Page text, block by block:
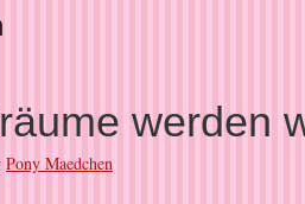
werden
Pony Maedchen